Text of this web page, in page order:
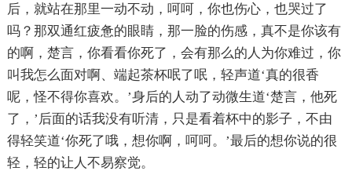
后，就站在那里一动不动，呵呵，你也伤心，也哭过了
吗？那双通红疲惫的眼睛，那一脸的伤感，真不是你该有
的啊，楚言，你看看你死了，会有那么的人为你难过，你
叫我怎么面对啊、端起茶杯呡了呡，轻声道‘真的很香
呢，怪不得你喜欢。’身后的人动了动微生道‘楚言，他死
了，’后面的话我没有听清，只是看着杯中的影子，不由
得轻笑道‘你死了哦，想你啊，呵呵。’最后的想你说的很
轻，轻的让人不易察觉。